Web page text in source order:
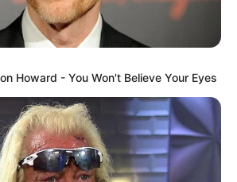
Howard - You Won't Believe Your Eyes